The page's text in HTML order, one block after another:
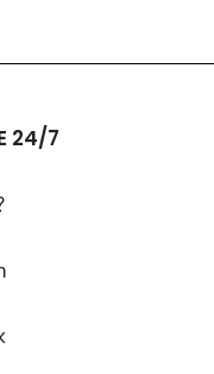
24/7